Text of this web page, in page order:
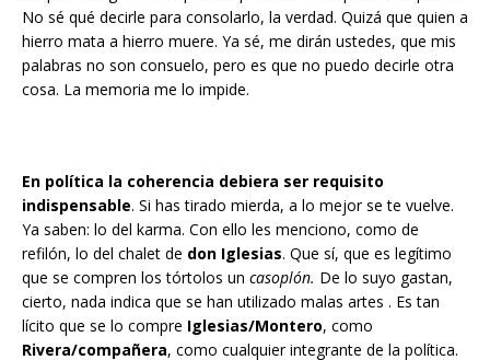
No sé qué decirle para consolarlo, la verdad. Quizá que quien a
hierro mata a hierro muere. Ya sé, me dirán ustedes, que mis
palabras no son consuelo, pero es que no puedo decirle otra
cosa. La memoria me lo impide.
En política la coherencia debiera ser requisito
indispensable. Si has tirado mierda, a lo mejor se te vuelve.
Ya saben: lo del karma. Con ello les menciono, como de
refilón, lo del chalet de don Iglesias. Que sí, que es legítimo
que se compren los tórtolos un casoplón. De lo suyo gastan,
cierto, nada indica que se han utilizado malas artes . Es tan
lícito que se lo compre Iglesias/Montero, como
Rivera/compañera, como cualquier integrante de la política.